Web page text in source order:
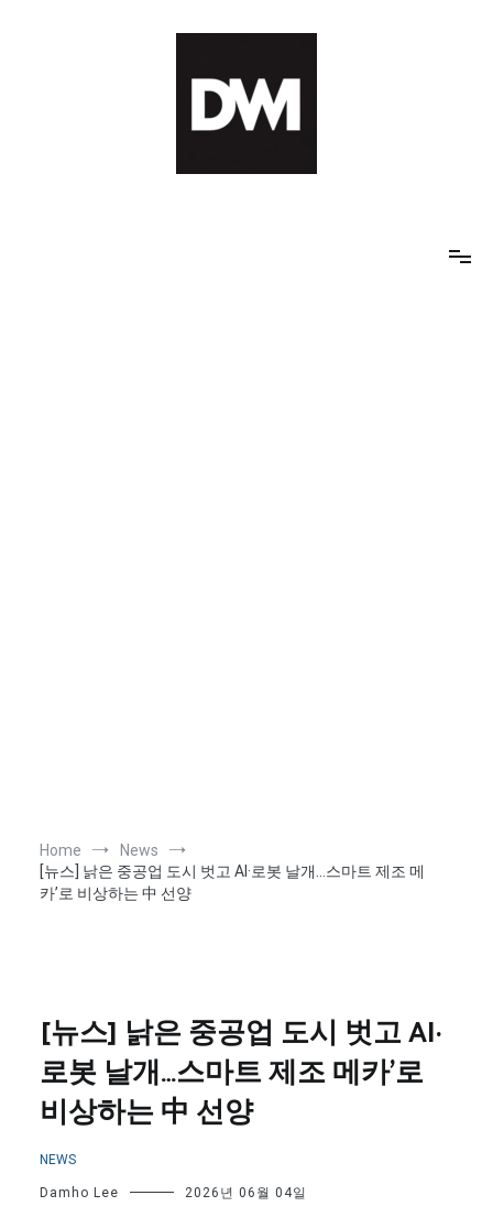
Home
News
[뉴스] 낡은 중공업 도시 벗고 AI·로봇 날개…스마트 제조 메
카’로 비상하는 中 선양
[뉴스] 낡은 중공업 도시 벗고 AI·
로봇 날개…스마트 제조 메카’로
비상하는 中 선양
NEWS
Damho Lee 2026년 06월 04일